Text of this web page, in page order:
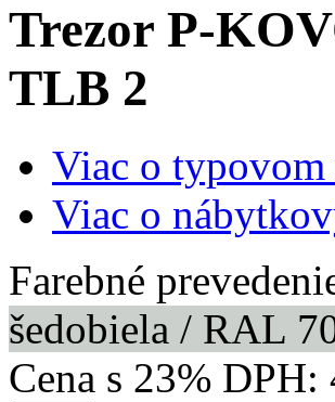
Trezor P-
TLB 2
Viac o
Viac o
Farebné
šedobiela / RAL
Cena s 23% DPH: